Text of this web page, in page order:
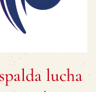
lucha